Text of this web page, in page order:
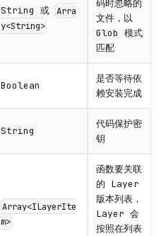
String 或
Arra
y<String>
码时忽略的
文件，以
Glob 模式
匹配
Boolean
是否等待依
赖安装完成
String
代码保护密
钥
Array<ILayerIte
m>
函数要关联
的 Layer
版本列表，
Layer 会
按照在列表